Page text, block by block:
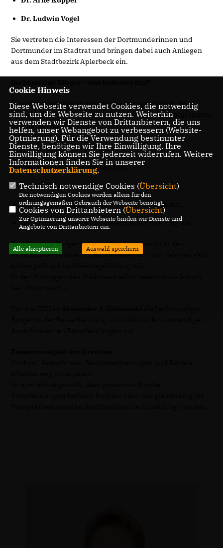
Dr. Ludwin Vogel
Sie vertreten die Interessen der Dortmunderinnen und
Dortmunder im Stadtrat und bringen dabei auch Anliegen
aus dem Stadtbezirk Aplerbeck ein.
Neben den gewählten Ratsmitgliedern arbeiten in den
Ausschüssen des Stadtrates auch Sachkundige Bürgerinnen
und Bürger mit.
Ein Sachkundiger Bürger:
wird von einer Fraktion benannt,
ist kein Mitglied des Stadtrates,
arbeitet mit Stimmrecht in den Ausschüssen mit,
bringt dort fachliche Kompetenz und Erfahrung ein.
Sachkundige Bürger haben volles Stimmrecht in den
Ausschüssen, wirken an Beschlüssen mit und nehmen aktiv
Cookie Hinweis
Diese Webseite verwendet Cookies, die notwendig
sind, um die Webseite zu nutzen. Weiterhin
verwenden wir Dienste von Drittanbietern, die uns
helfen, unser Webangebot zu verbessern (Website-
Optmierung). Für die Verwendung bestimmter
Dienste, benötigen wir Ihre Einwilligung. Ihre
Einwilligung können Sie jederzeit widerrufen. Weitere
Informationen finden Sie in unserer
Datenschutzerklärung.
Technisch notwendige Cookies (Übersicht)
Die notwendigen Cookies werden allein für den
ordnungsgemäßen Gebrauch der Webseite benötigt.
Cookies von Drittanbietern (Übersicht)
Zur Optimierung unserer Webseite binden wir Dienste und
Angebote von Drittanbietern ein.
Alle akzeptieren Auswahl speichern